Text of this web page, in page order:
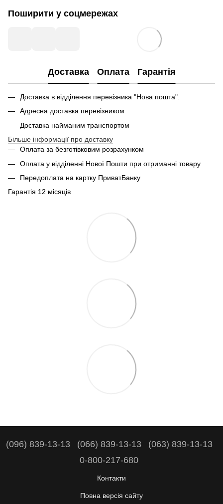
Поширити у соцмережах
Доставка Оплата Гарантія
Доставка в відділення перевізника "Нова пошта".
Адресна доставка перевізником
Доставка найманим транспортом
Більше інформації про доставку
Оплата за безготівковим розрахунком
Оплата у відділенні Нової Пошти при отриманні товару
Передоплата на картку ПриватБанку
Гарантія 12 місяців
(096) 839-13-13 (066) 839-13-13
(063) 839-13-13
0-800-217-680
Контакти
Повна версія сайту